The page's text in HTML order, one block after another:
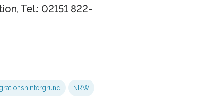
Tel.: 02151 822-
NRW